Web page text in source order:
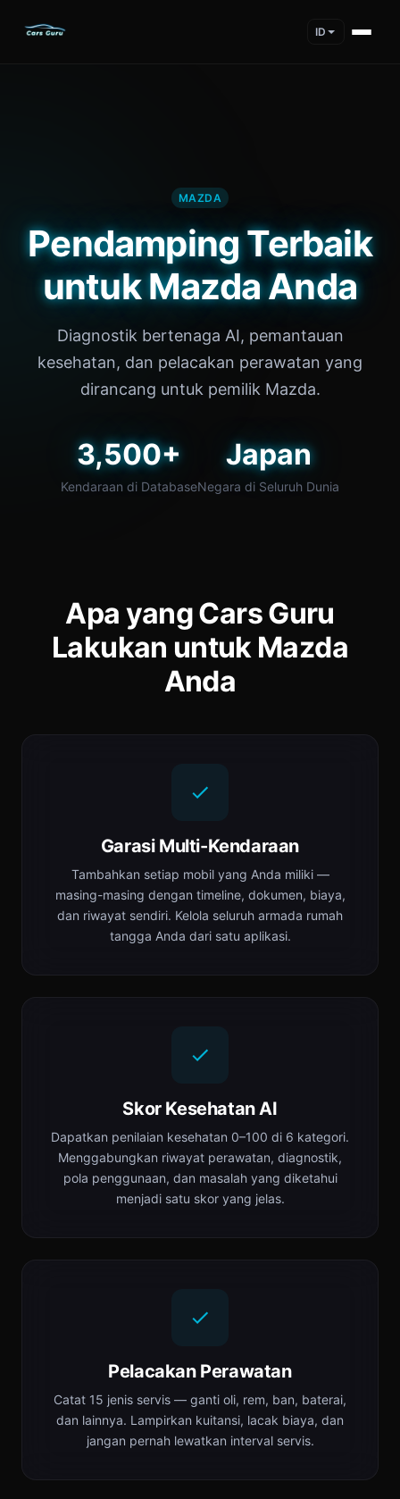
ID
MAZDA
Pendamping Terbaik
untuk Mazda Anda
Diagnostik bertenaga AI, pemantauan
kesehatan, dan pelacakan perawatan yang
dirancang untuk pemilik Mazda.
3,500+
Kendaraan di Database
Japan
Negara di Seluruh Dunia
Apa yang Cars Guru
Lakukan untuk Mazda
Anda
Garasi Multi-Kendaraan
Tambahkan setiap mobil yang Anda miliki —
masing-masing dengan timeline, dokumen, biaya,
dan riwayat sendiri. Kelola seluruh armada rumah
tangga Anda dari satu aplikasi.
Skor Kesehatan AI
Dapatkan penilaian kesehatan 0–100 di 6 kategori.
Menggabungkan riwayat perawatan, diagnostik,
pola penggunaan, dan masalah yang diketahui
menjadi satu skor yang jelas.
Pelacakan Perawatan
Catat 15 jenis servis — ganti oli, rem, ban, baterai,
dan lainnya. Lampirkan kuitansi, lacak biaya, dan
jangan pernah lewatkan interval servis.